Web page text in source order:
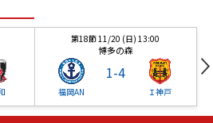
第18節 11/20 (日) 13:00
博多の森
福岡AN
1-4
Ｉ神戸